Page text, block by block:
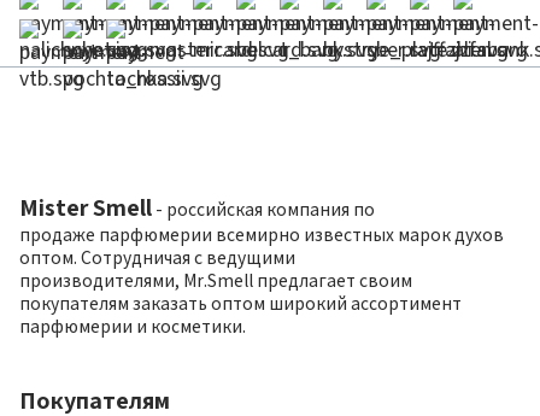
Mister Smell - российская компания по
продаже парфюмерии всемирно известных марок духов
оптом. Сотрудничая с ведущими
производителями, Mr.Smell предлагает своим
покупателям заказать оптом широкий ассортимент
парфюмерии и косметики.
Покупателям